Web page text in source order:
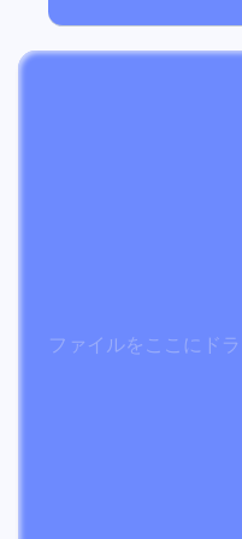
ファイルをここにド